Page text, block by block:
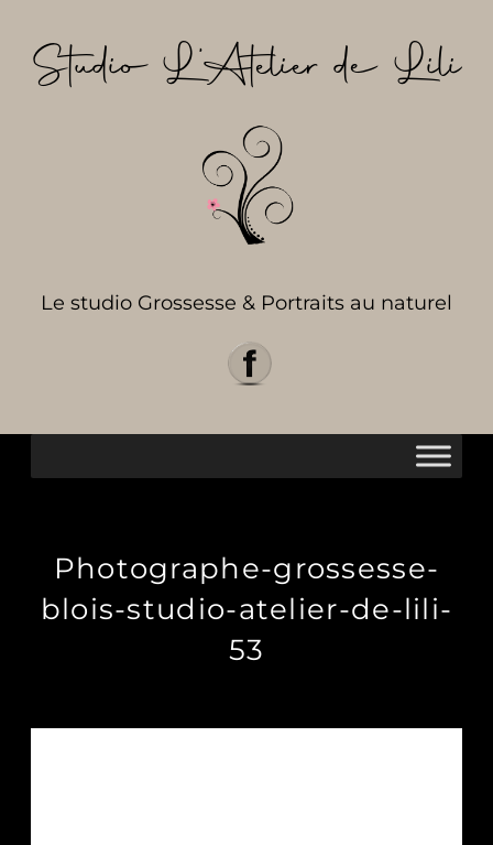
contenu
Studio L’Atelier de Lili
Le studio Grossesse & Portraits au naturel
Photographe-grossesse-
blois-studio-atelier-de-lili-
53